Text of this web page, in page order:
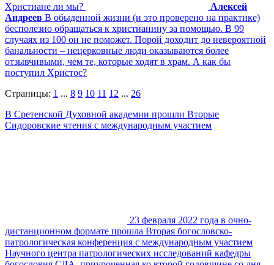
Христиане ли мы?
Алексей
Андреев В обыденной жизни (и это проверено на практике)
бесполезно обращаться к христианину за помощью. В 99
случаях из 100 он не поможет. Порой доходит до невероятной
банальности – нецерковные люди оказываются более
отзывчивыми, чем те, которые ходят в храм. А как бы
поступил Христос?
Страницы: 1 ... 8 9 10 11 12 ... 26
В Сретенской Духовной академии прошли Вторые
Сидоровские чтения с международным участием
23 февраля 2022 года в очно-
дистанционном формате прошла Вторая богословско-
патрологическая конференция с международным участием
Научного центра патрологических исследований кафедры